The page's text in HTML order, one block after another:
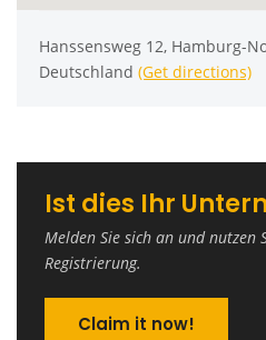
Hanssensweg 12, Hamburg-
Deutschland (Get directions)
Ist dies Ihr
Melden Sie sich an und nutzen
Registrierung.
Claim it now!